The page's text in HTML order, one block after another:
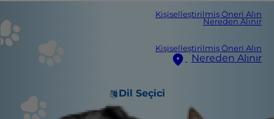
Kişiselleştirilmiş Öneri Alın
Nereden Alınır
Kişiselleştirilmiş Öneri Alın
Nereden Alınır
Dil Seçici